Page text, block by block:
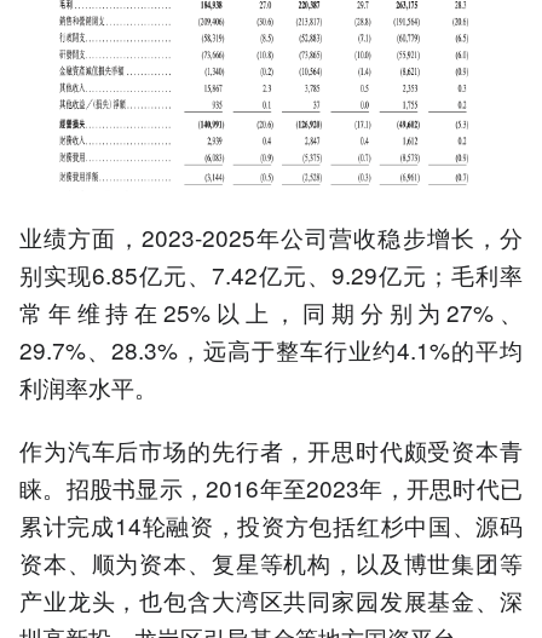
业绩方面，2023-2025年公司营收稳步增长，分
别实现6.85亿元、7.42亿元、9.29亿元；毛利率
常年维持在25%以上，同期分别为27%、
29.7%、28.3%，远高于整车行业约4.1%的平均
利润率水平。
作为汽车后市场的先行者，开思时代颇受资本青
睐。招股书显示，2016年至2023年，开思时代已
累计完成14轮融资，投资方包括红杉中国、源码
资本、顺为资本、复星等机构，以及博世集团等
产业龙头，也包含大湾区共同家园发展基金、深